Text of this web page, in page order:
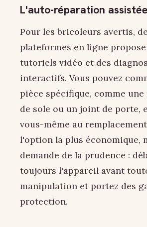
L'auto-réparation assistée
Pour les bricoleurs avertis,
plateformes en ligne
tutoriels vidéo et des
interactifs. Vous pouvez
pièce spécifique, comme
de sole ou un joint de porte,
vous-même au
l'option la plus économique,
demande de la prudence :
toujours l'appareil avant
manipulation et portez des
protection.